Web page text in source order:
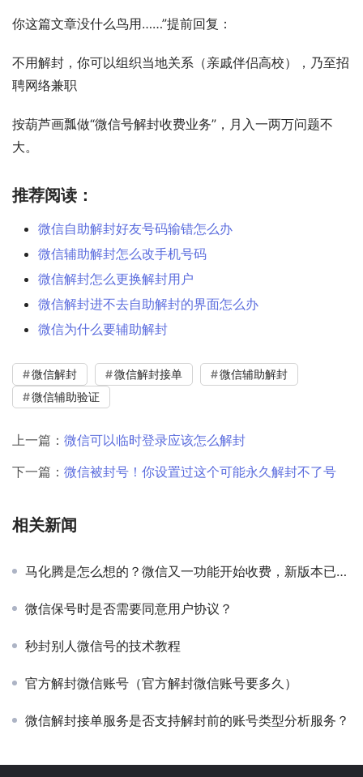
你这篇文章没什么鸟用……”提前回复：
不用解封，你可以组织当地关系（亲戚伴侣高校），乃至招
聘网络兼职
按葫芦画瓢做“微信号解封收费业务”，月入一两万问题不
大。
推荐阅读：
微信自助解封好友号码输错怎么办
微信辅助解封怎么改手机号码
微信解封怎么更换解封用户
微信解封进不去自助解封的界面怎么办
微信为什么要辅助解封
微信解封 微信解封接单
微信辅助解封
微信辅助验证
上一篇： 微信可以临时登录应该怎么解封
下一篇： 微信被封号！你设置过这个可能永久解封不了号
相关新闻
马化腾是怎么想的？微信又一功能开始收费，新版本已经实施
微信保号时是否需要同意用户协议？
秒封别人微信号的技术教程
官方解封微信账号（官方解封微信账号要多久）
微信解封接单服务是否支持解封前的账号类型分析服务？